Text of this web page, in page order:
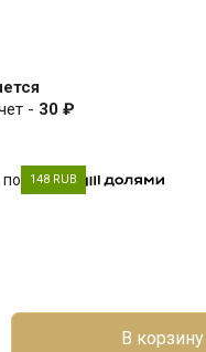
- 30 ₽
по 148 RUB
В корзину